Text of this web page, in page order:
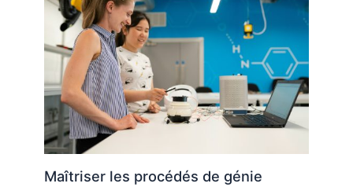
Maîtriser les procédés de génie